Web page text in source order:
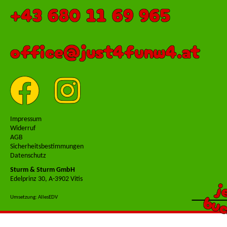
+43 680 11 69 965
office@just4funw4.at
Impressum
Widerruf
AGB
Sicherheitsbestimmungen
Datenschutz
Sturm & Sturm GmbH
Edelprinz 30, A-3902 Vitis
Umsetzung: AllesEDV